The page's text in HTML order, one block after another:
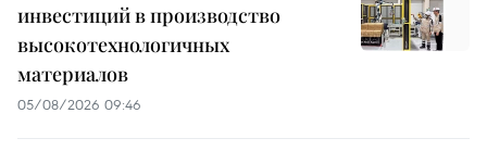
инвестиций в производство
высокотехнологичных
материалов
05/08/2026 09:46